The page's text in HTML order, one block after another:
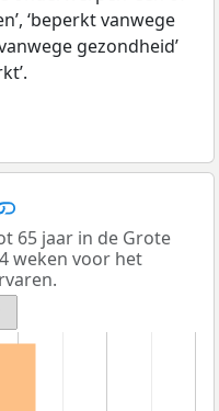
‘beperkt vanwege
gezondheid’
65 jaar in de Grote
weken voor het